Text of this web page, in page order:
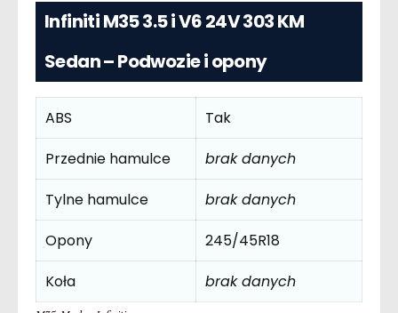
Infiniti M35 3.5 i V6 24V 303 KM
Sedan – Podwozie i opony
ABS
Tak
Przednie hamulce
brak danych
Tylne hamulce
brak danych
Opony
245/45R18
Koła
brak danych